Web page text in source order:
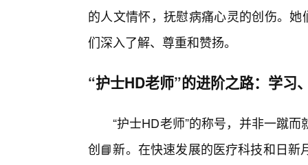
的人文情怀，抚慰病痛心灵的创伤。
们深入了解、尊重和赞扬。
“护士HD老师”的进阶之路：学习
“护士HD老师”的称号，并非一蹴
创📘新。在快速发展的医疗科技和日